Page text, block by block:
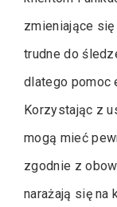
zmieniające
trudne do
dlatego pomoc
Korzystając z
mogą mieć
zgodnie z
narażają się na